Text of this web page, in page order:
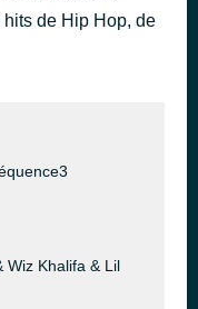
de Hip Hop, de
Wiz Khalifa & Lil